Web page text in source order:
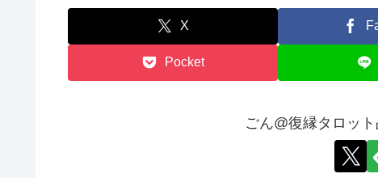
X
Pocket
ごん@復縁タロッ